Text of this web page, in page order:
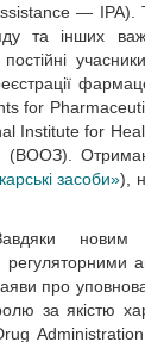
— IPA).
та інших
for
Institute for
(ВООЗ).
засоби»),
новим
регуляторними
про
за якістю